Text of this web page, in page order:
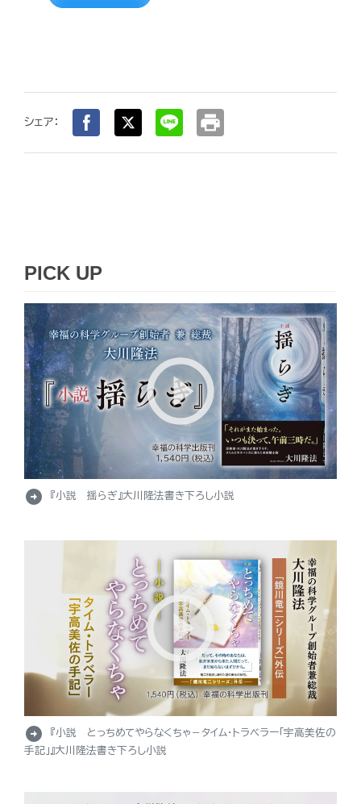
シェア： print
PICK UP
arrow_circle_right 『小説 揺らぎ』大川隆法書き下ろし小説
arrow_circle_right
『小説 とっちめてやらなくちゃ－タイム・トラベラー「宇高美佐の
手記」』大川隆法書き下ろし小説